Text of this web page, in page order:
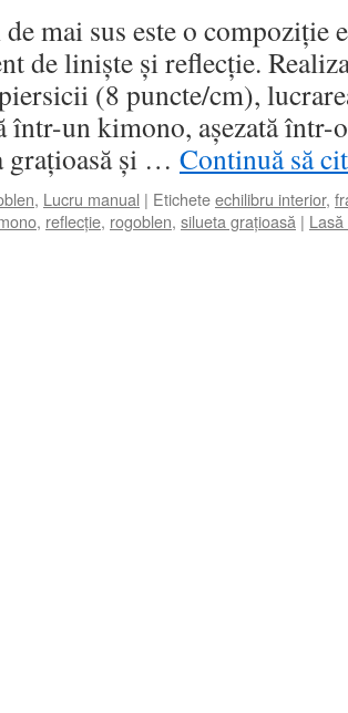
mai sus este o compoziție
de liniște și reflecție.
(8 puncte/cm),
într-un kimono, așezată într-
grațioasă și … Continuă să
, Lucru manual | Eticheteechilibru interior,
, reflecție, rogoblen, silueta grațioasă |